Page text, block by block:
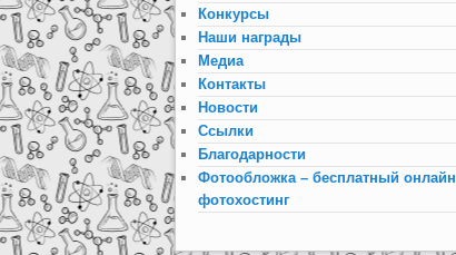
Конкурсы
Наши награды
Медиа
Контакты
Новости
Ссылки
Благодарности
Фотообложка – бесплатный онлайн
фотохостинг